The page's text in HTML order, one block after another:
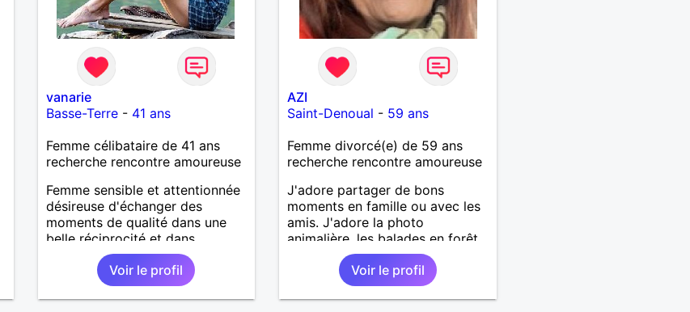
vanarie
Basse-Terre- 41 ans
Femme célibataire de 41 ans
recherche rencontre amoureuse
Femme sensible et attentionnée
désireuse d'échanger des
moments de qualité dans une
belle réciprocité et dans
l'authenticité.
Voir le profil
AZI
Saint-Denoual - 59 ans
Femme divorcé(e) de 59 ans
recherche rencontre amoureuse
J'adore partager de bons
moments en famille ou avec les
amis. J'adore la photo
animalière, les balades en forêt
ou à la mer. Je recherche une
personne sympa et on verra si
affinités. Envoyez-moi message.
A bientôt.
Voir le profil